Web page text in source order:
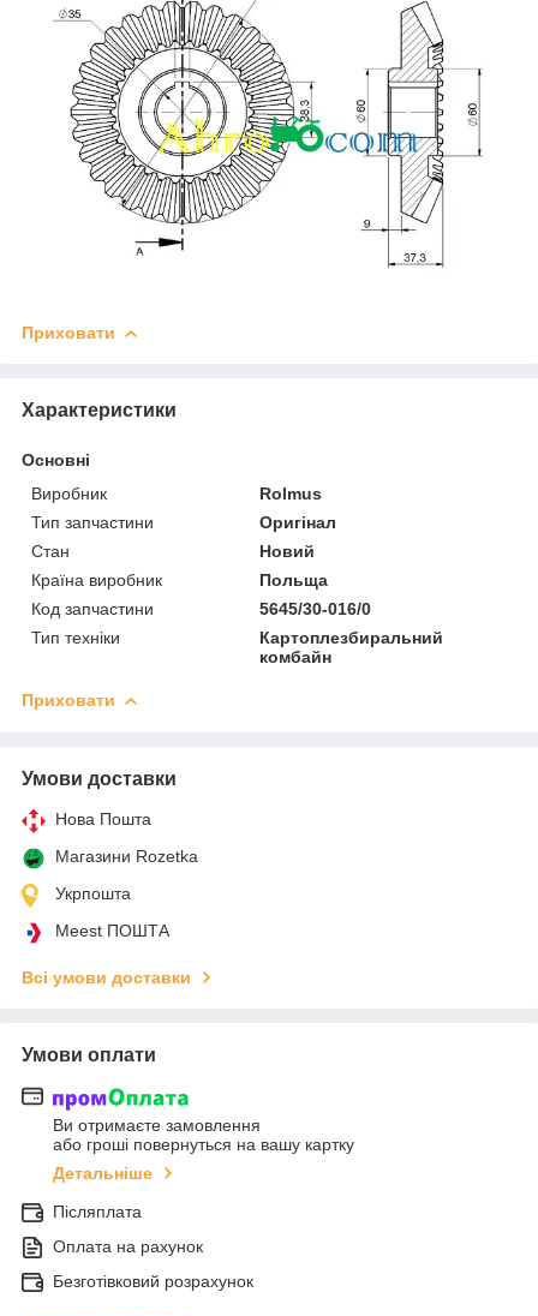
Приховати
Характеристики
Основні
Виробник
Rolmus
Тип запчастини
Оригінал
Стан
Новий
Країна виробник
Польща
Код запчастини
5645/30-016/0
Тип техніки
Картоплезбиральний
комбайн
Приховати
Умови доставки
Нова Пошта
Магазини Rozetka
Укрпошта
Meest ПОШТА
Всі умови доставки
Умови оплати
Ви отримаєте замовлення
або гроші повернуться на вашу картку
Детальніше
Післяплата
Оплата на рахунок
Безготівковий розрахунок